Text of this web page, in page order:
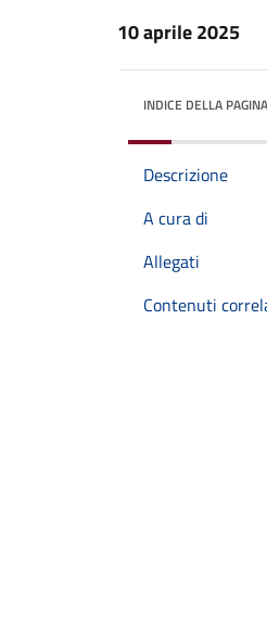
10 aprile 2025
INDICE DELLA PAGINA
Descrizione
A cura di
Allegati
Contenuti